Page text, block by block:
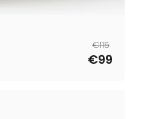
Tavahind
€115
Müügihind
€99